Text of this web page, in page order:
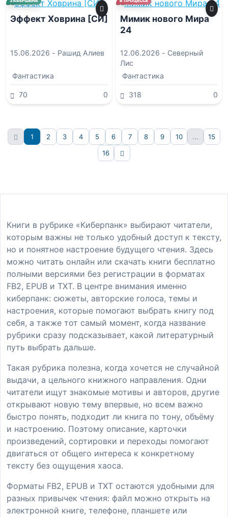
Эффект Ховрина [СИ]
15.06.2026 - Рашид Алиев
Фантастика
70 0
Мимик нового Мира
24
12.06.2026 - Северный
Лис
Фантастика
318 0
1 2 3 4 5 6 7 8 9 10 ...
15
16
Вперёд
Книги в рубрике «Киберпанк» выбирают читатели,
которым важны не только удобный доступ к тексту,
но и понятное настроение будущего чтения. Здесь
можно читать онлайн или скачать книги бесплатно
полными версиями без регистрации в форматах
FB2, EPUB и TXT. В центре внимания именно
киберпанк: сюжеты, авторские голоса, темы и
настроения, которые помогают выбрать книгу под
себя, а также тот самый момент, когда название
рубрики сразу подсказывает, какой литературный
путь выбрать дальше.
Такая рубрика полезна, когда хочется не случайной
выдачи, а цельного книжного направления. Одни
читатели ищут знакомые мотивы и авторов, другие
открывают новую тему впервые, но всем важно
быстро понять, подходит ли книга по тону, объёму
и настроению. Поэтому описание, карточки
произведений, сортировки и переходы помогают
двигаться от общего интереса к конкретному
тексту без ощущения хаоса.
Форматы FB2, EPUB и TXT остаются удобными для
разных привычек чтения: файл можно открыть на
электронной книге, телефоне, планшете или